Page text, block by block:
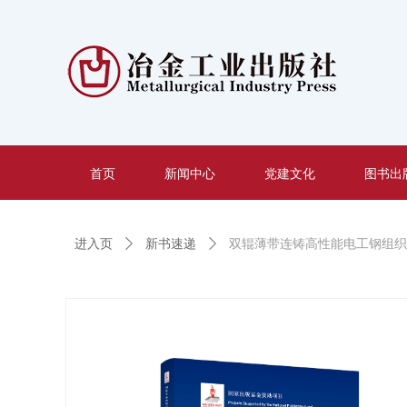
首页 新闻中心 党建文化 图书出
进入页 ꄲ 新书速递 ꄲ 双辊薄带连铸高性能电工钢组